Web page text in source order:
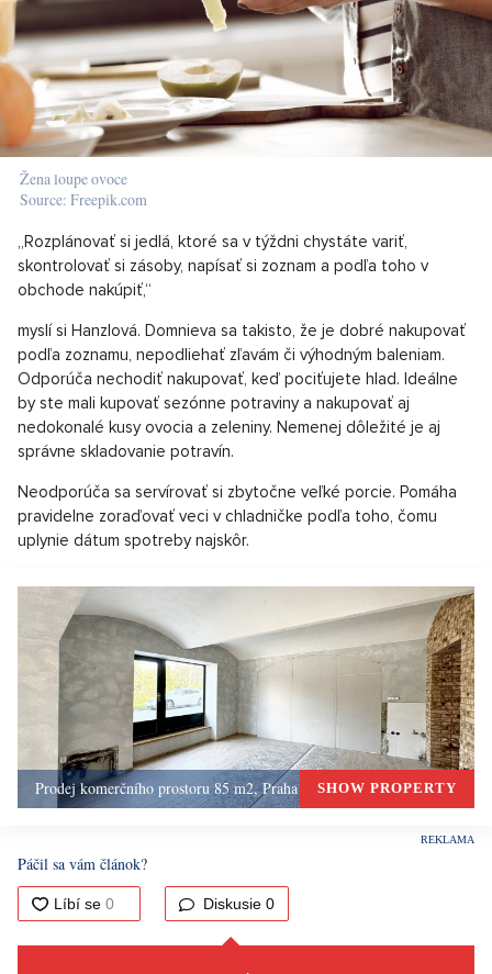
Žena loupe ovoce
Source: Freepik.com
„Rozplánovať si jedlá, ktoré sa v týždni chystáte variť,
skontrolovať si zásoby, napísať si zoznam a podľa toho v
obchode nakúpiť,“
myslí si Hanzlová. Domnieva sa takisto, že je dobré nakupovať
podľa zoznamu, nepodliehať zľavám či výhodným baleniam.
Odporúča nechodiť nakupovať, keď pociťujete hlad. Ideálne
by ste mali kupovať sezónne potraviny a nakupovať aj
nedokonalé kusy ovocia a zeleniny. Nemenej dôležité je aj
správne skladovanie potravín.
Neodporúča sa servírovať si zbytočne veľké porcie. Pomáha
pravidelne zoraďovať veci v chladničke podľa toho, čomu
uplynie dátum spotreby najskôr.
Prodej komerčního prostoru 85 m2, Praha 1, Praha 1SHOW PROPERTY
Páčil sa vám článok?
Diskusie 0